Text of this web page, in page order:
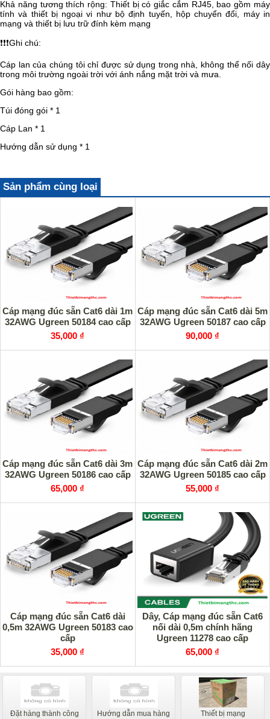
Khả năng tương thích rộng: Thiết bị có giắc cắm RJ45, bao gồm máy
tính và thiết bị ngoại vi như bộ định tuyến, hộp chuyển đổi, máy in
mạng và thiết bị lưu trữ đính kèm mạng
❗❗❗Ghi chú:
Cáp lan của chúng tôi chỉ được sử dụng trong nhà, không thể nối dây
trong môi trường ngoài trời với ánh nắng mặt trời và mưa.
Gói hàng bao gồm:
Túi đóng gói * 1
Cáp Lan * 1
Hướng dẫn sử dụng * 1
Sản phẩm cùng loại
Cáp mạng đúc sẵn Cat6 dài 1m
32AWG Ugreen 50184 cao cấp
35,000 ₫
Cáp mạng đúc sẵn Cat6 dài 5m
32AWG Ugreen 50187 cao cấp
90,000 ₫
Cáp mạng đúc sẵn Cat6 dài 3m
32AWG Ugreen 50186 cao cấp
65,000 ₫
Cáp mạng đúc sẵn Cat6 dài 2m
32AWG Ugreen 50185 cao cấp
55,000 ₫
Cáp mạng đúc sẵn Cat6 dài
0,5m 32AWG Ugreen 50183 cao
cấp
35,000 ₫
Dây, Cáp mạng đúc sẵn Cat6
nối dài 0,5m chính hãng
Ugreen 11278 cao cấp
65,000 ₫
Đặt hàng thành công Hướng dẫn mua hàng Thiết bị mạng